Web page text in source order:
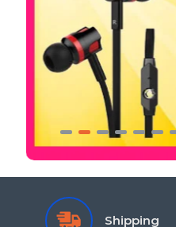
Shipping